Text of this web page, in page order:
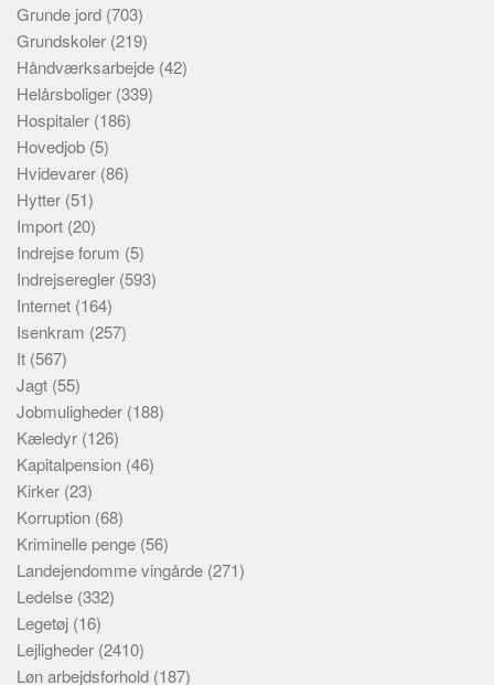
Grunde jord (703)
Grundskoler (219)
Håndværksarbejde (42)
Helårsboliger (339)
Hospitaler (186)
Hovedjob (5)
Hvidevarer (86)
Hytter (51)
Import (20)
Indrejse forum (5)
Indrejseregler (593)
Internet (164)
Isenkram (257)
It (567)
Jagt (55)
Jobmuligheder (188)
Kæledyr (126)
Kapitalpension (46)
Kirker (23)
Korruption (68)
Kriminelle penge (56)
Landejendomme vingårde (271)
Ledelse (332)
Legetøj (16)
Lejligheder (2410)
Løn arbejdsforhold (187)